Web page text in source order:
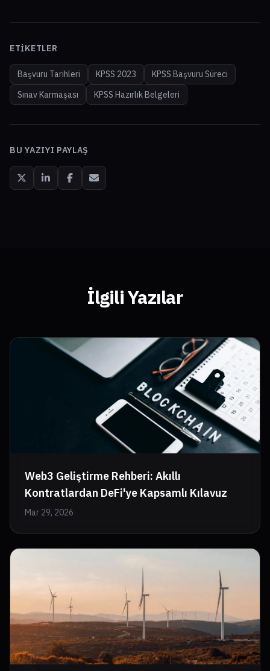
ETIKETLER
Başvuru Tarihleri KPSS 2023
KPSS Başvuru Süreci
Sınav Karmaşası
KPSS Hazırlık Belgeleri
BU YAZIYI PAYLAŞ
İlgili Yazılar
Web3 Geliştirme Rehberi: Akıllı
Kontratlardan DeFi'ye Kapsamlı Kılavuz
Mar 29, 2026